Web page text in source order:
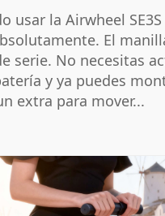
usar la Airwheel
El
serie. No necesitas
y ya puedes
extra para mover...